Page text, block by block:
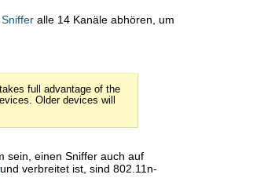
Sniffer alle 14 Kanäle abhören, um
takes full advantage of the
Older devices will
sein, einen Sniffer auch auf
und verbreitet ist, sind 802.11n-